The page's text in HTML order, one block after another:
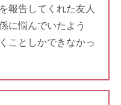
報告してくれた友人
に悩んでいたよう
ことしかできなかっ